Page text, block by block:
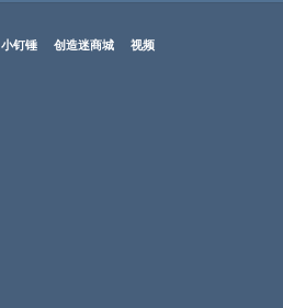
小钉锤 创造迷商城 视频